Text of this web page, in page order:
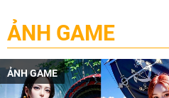
ẢNH GAME
ẢNH GAME